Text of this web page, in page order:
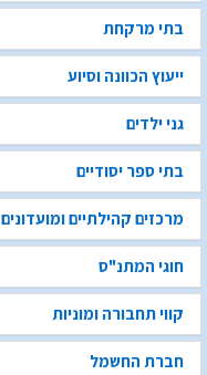
בתי מרקחת
ייעוץ הכוונה וסיוע
גני ילדים
בתי ספר יסודיים
מרכזים קהילתיים ומועדונים
חוגי המתנ"ס
קווי תחבורה ומוניות
חברת החשמל